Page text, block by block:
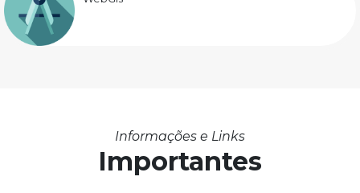
Informações e Links
Importantes